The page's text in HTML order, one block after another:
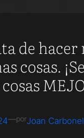
de
cosas.
—porJoan